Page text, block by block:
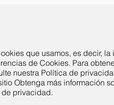
que usamos, es decir, la
de Cookies. Para
nuestra Política de
Obtenga más información
de privacidad.